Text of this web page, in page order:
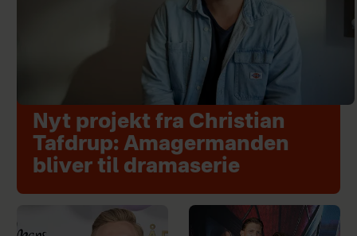
Nyt projekt fra Christian
Tafdrup: Amagermanden
bliver til dramaserie